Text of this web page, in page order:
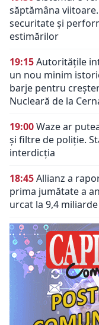
săptămâna
securitate și
estimărilor
19:15Autoritățile
un nou minim
barje pentru
Nucleară de la
19:00Waze ar
și filtre de poliție.
interdicția
18:45Allianz a
prima jumătate a
urcat la 9,4